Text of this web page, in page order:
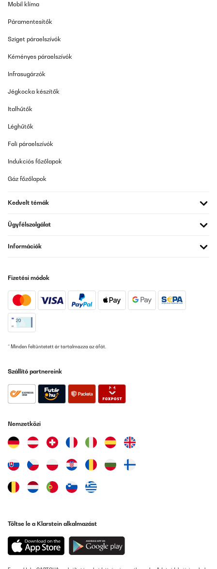
Mobil klíma
Páramentesítők
Sziget páraelszívók
Kéményes páraelszívók
Infrasugárzók
Jégkocka készítők
Italhűtők
Léghűtők
Fali páraelszívók
Indukciós főzőlapok
Gáz főzőlapok
Kedvelt témák
Ügyfélszolgálat
Információk
Fizetési módok
* Minden feltüntetett ár tartalmazza az áfát.
Szállító partnereink
Nemzetközi
Töltse le a Klarstein alkalmazást